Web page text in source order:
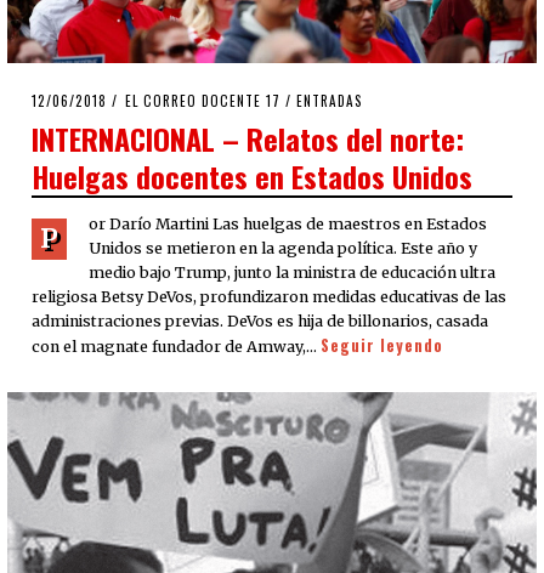
POSTED
12/06/2018 20/06/2018
EL CORREO DOCENTE 17 / ENTRADAS
INTERNACIONAL – Relatos del norte:
Huelgas docentes en Estados Unidos
P
or Darío Martini Las huelgas de maestros en Estados
Unidos se metieron en la agenda política. Este año y
medio bajo Trump, junto la ministra de educación ultra
religiosa Betsy DeVos, profundizaron medidas educativas de las
administraciones previas. DeVos es hija de billonarios, casada
con el magnate fundador de Amway,… Seguir leyendo